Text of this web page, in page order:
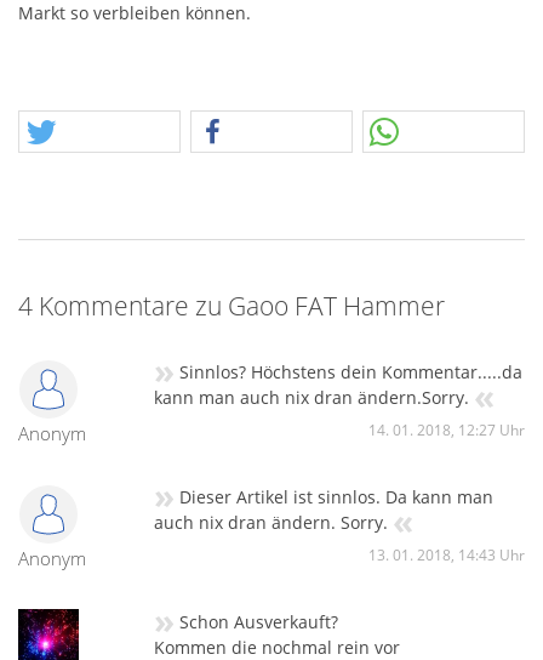
Markt so verbleiben können.
4 Kommentare zu Gaoo FAT Hammer
Anonym
» Sinnlos? Höchstens dein Kommentar.....da
kann man auch nix dran ändern.Sorry. «
14. 01. 2018, 12:27 Uhr
Anonym
» Dieser Artikel ist sinnlos. Da kann man
auch nix dran ändern. Sorry. «
13. 01. 2018, 14:43 Uhr
» Schon Ausverkauft?
Kommen die nochmal rein vor